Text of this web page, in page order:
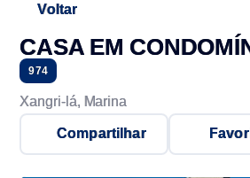
Voltar
CASA EM
974
Xangri-lá, Marina
Compartilhar